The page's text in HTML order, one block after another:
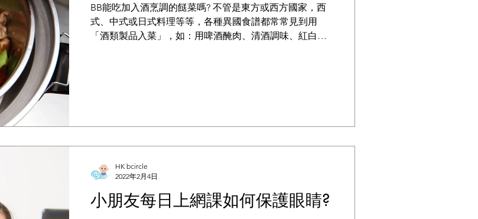
BB能吃加入酒烹調的餸菜嗎? 不管是東⽅或⻄⽅國家，⻄
式、中式或⽇式料理等等，各種異國食譜都常常⾒到⽤
「酒類製品入菜」，如：⽤啤酒醃⾁、清酒調味、紅⽩酒
小朋友每日上網課如何保護眼睛?
HK bcircle
2022年2月4日